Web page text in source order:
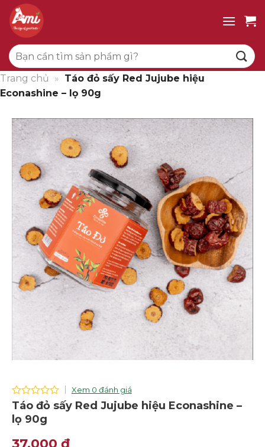
qua
dung
Tìm
kiếm:
Trang chủ » Táo đỏ sấy Red Jujube hiệu
Econashine – lọ 90g
0
out
of
Xem 0 đánh giá
Táo đỏ sấy Red Jujube hiệu Econashine –
lọ 90g
37.000 ₫